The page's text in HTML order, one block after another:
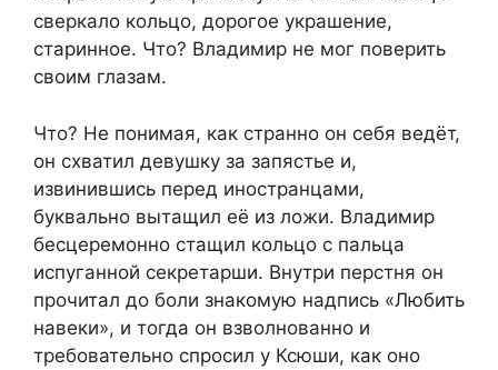
сверкало кольцо, дорогое украшение,
старинное. Что? Владимир не мог поверить
своим глазам.
Что? Не понимая, как странно он себя ведёт,
он схватил девушку за запястье и,
извинившись перед иностранцами,
буквально вытащил её из ложи. Владимир
бесцеремонно стащил кольцо с пальца
испуганной секретарши. Внутри перстня он
прочитал до боли знакомую надпись «Любить
навеки», и тогда он взволнованно и
требовательно спросил у Ксюши, как оно